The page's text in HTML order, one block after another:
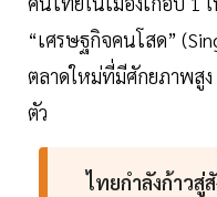
“เศรษฐกิจคนโสด”
ตลาดใหม่ที่มีศักยภาพสูง
ตัว
ไทยกำลังก้าวสู่